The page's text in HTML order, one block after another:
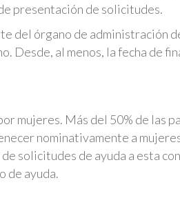
presentación de solicitudes.
del órgano de administración
Desde, al menos, la fecha de
mujeres. Más del 50% de las
nominativamente a
solicitudes de ayuda a esta
de ayuda.